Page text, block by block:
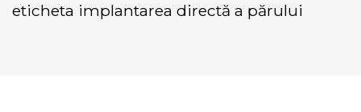
eticheta implantarea directă a părului